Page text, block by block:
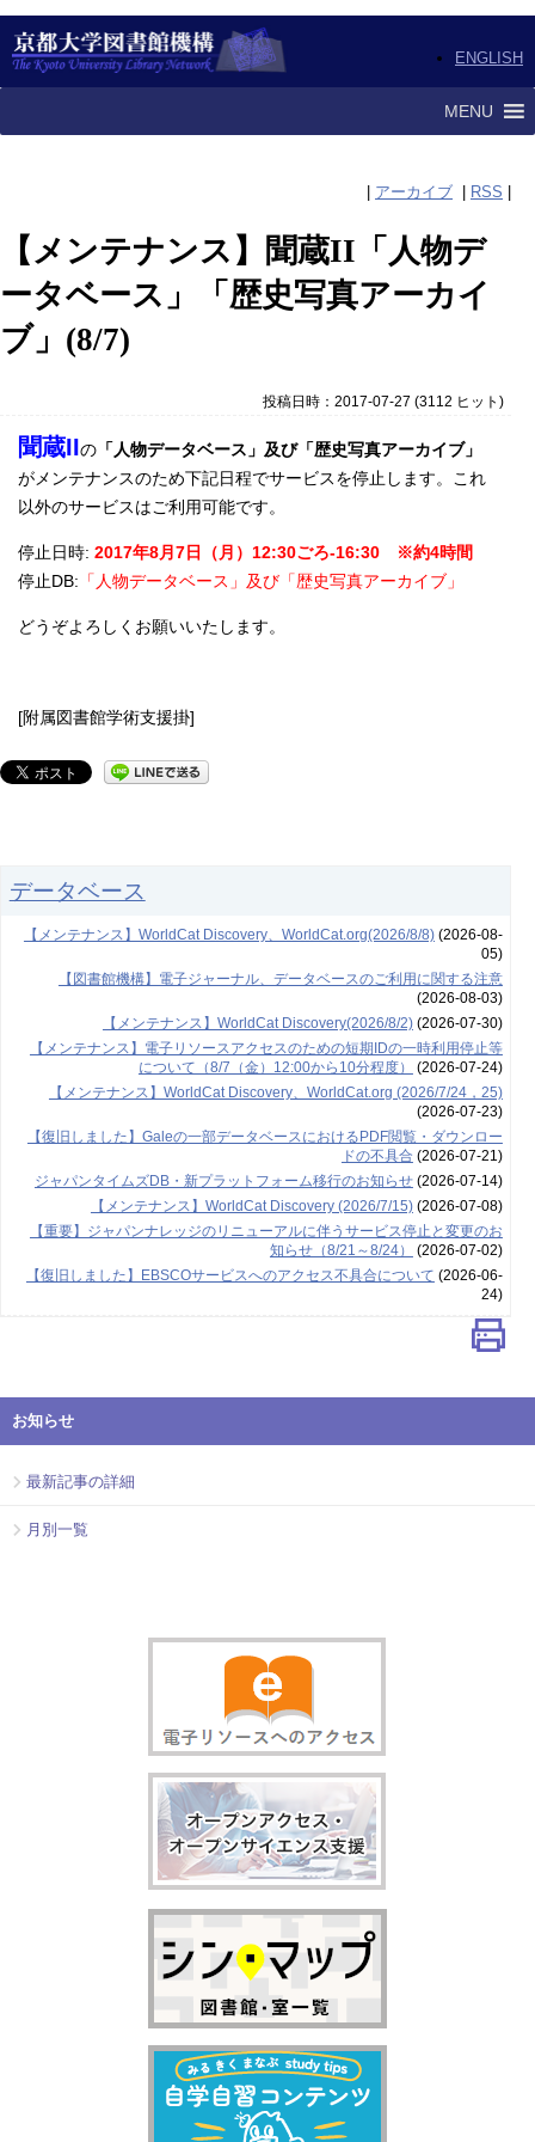
ENGLISH
MENU
アーカイブ RSS
【メンテナンス】聞蔵II「人物デ
ータベース」「歴史写真アーカイ
ブ」(8/7)
投稿日時：2017-07-27 (3112 ヒット )
聞蔵IIの 「人物データベース」及び「歴史写真アーカイブ」
がメンテナンスのため下記日程でサービスを停止します。これ
以外のサービスはご利用可能です。
停止日時: 2017年8月7日（月）12:30ごろ-16:30 ※約4時間
停止DB: 「人物データベース」及び「歴史写真アーカイブ」
どうぞよろしくお願いいたします。
[附属図書館学術支援掛]
データベース
【メンテナンス】WorldCat Discovery、WorldCat.org(2026/8/8)(2026-08-
05)
【図書館機構】電子ジャーナル、データベースのご利用に関する注意
(2026-08-03)
【メンテナンス】WorldCat Discovery(2026/8/2)(2026-07-30)
【メンテナンス】電子リソースアクセスのための短期IDの一時利用停止等
について（8/7（金）12:00から10分程度）
(2026-07-24)
【メンテナンス】WorldCat Discovery、WorldCat.org (2026/7/24，25)
(2026-07-23)
【復旧しました】Galeの一部データベースにおけるPDF閲覧・ダウンロー
ドの不具合 (2026-07-21)
ジャパンタイムズDB・新プラットフォーム移行のお知らせ(2026-07-14)
【メンテナンス】WorldCat Discovery (2026/7/15)(2026-07-08)
【重要】ジャパンナレッジのリニューアルに伴うサービス停止と変更のお
知らせ（8/21～8/24）
(2026-07-02)
【復旧しました】EBSCOサービスへのアクセス不具合について (2026-06-
24)
お知らせ
最新記事の詳細
月別一覧